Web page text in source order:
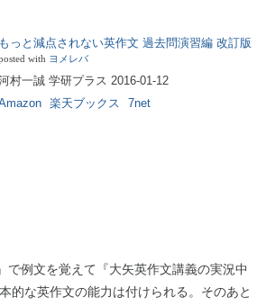
もっと減点されない英作文 過去問演習編 改訂版
with ヨメレバ
村一誠 学研プラス 2016-01-12
楽天ブックス 7net
で例文を覚えて『大矢英作文講義の実況中
的な英作文の能力は付けられる。そのあと